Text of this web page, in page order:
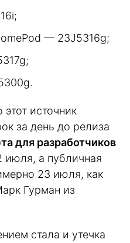
— 23J5316g;
источник
за день до релиза
для разработчиков
июля, а публичная
23 июля, как
Гурман из
стала и утечка